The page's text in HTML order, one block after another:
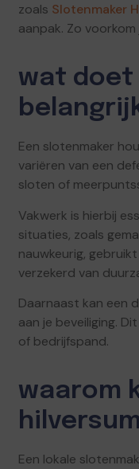
zoals Slotenmaker
aanpak. Zo
wat doet
Een slotenmaker
variëren van een
sloten of
Vakwerk is hierbij
situaties, zoals
nauwkeurig,
verzekerd van
Daarnaast kan een
aan je beveiliging.
of bedrijfspand.
waarom
hilversum
Een lokale